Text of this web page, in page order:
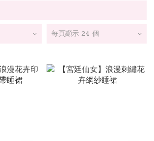
每頁顯示 24 個